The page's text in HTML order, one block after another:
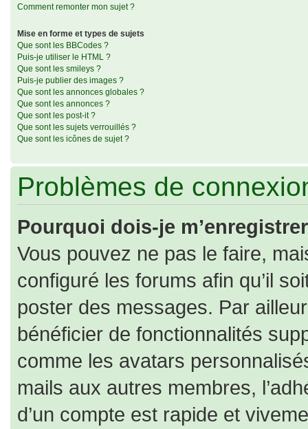
Comment remonter mon sujet ?
Mise en forme et types de sujets
Que sont les BBCodes ?
Puis-je utiliser le HTML ?
Que sont les smileys ?
Puis-je publier des images ?
Que sont les annonces globales ?
Que sont les annonces ?
Que sont les post-it ?
Que sont les sujets verrouillés ?
Que sont les icônes de sujet ?
Problèmes de
Pourquoi dois-je
Vous pouvez ne pas le faire,
configuré les forums afin qu’il
poster des messages. Par
bénéficier de fonctionnalités
comme les avatars
mails aux autres membres,
d’un compte est rapide et